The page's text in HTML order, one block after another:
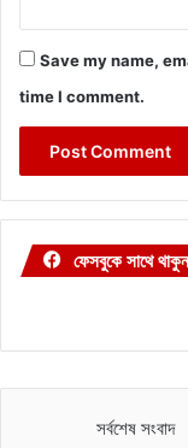
Save my name,
time I comment.
ফেসবুকে সাথে থাকুন
সর্বশেষ সংবাদ